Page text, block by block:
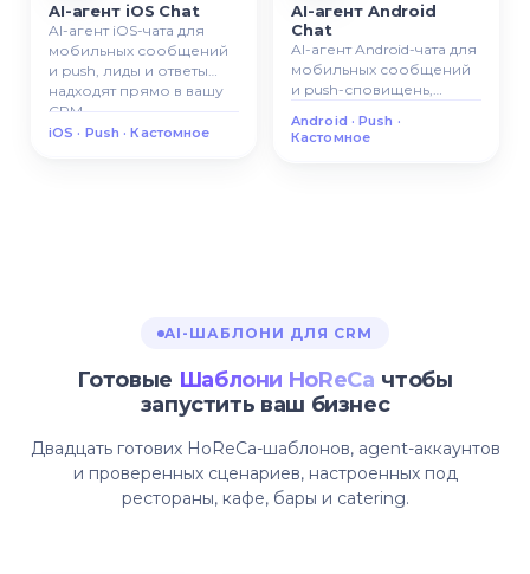
AI-агент iOS Chat
AI-агент iOS-чата для
мобильных сообщений
и push, лиды и ответы
надходят прямо в вашу
CRM.
iOS · Push · Кастомное
AI-агент Android
Chat
AI-агент Android-чата для
мобильных сообщений
и push-сповищень,
отстежуваним лидом в
Android · Push ·
Кастомное
AI-ШАБЛОНИ ДЛЯ CRM
Готовые Шаблони HoReCa чтобы
запустить ваш бизнес
Двадцать готових HoReCa-шаблонов, agent-аккаунтов
и проверенных сценариев, настроенных под
рестораны, кафе, бары и catering.